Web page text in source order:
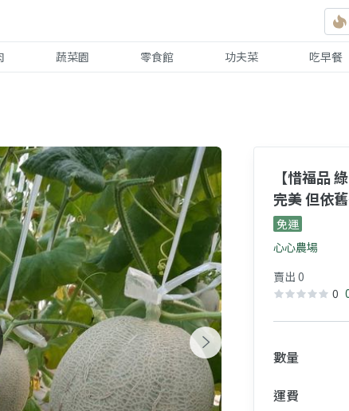
蔬菜園 零食館 功夫菜 吃早餐
【惜福品
完美 但依
免運
心心農場
賣出 0
0
數量
運費